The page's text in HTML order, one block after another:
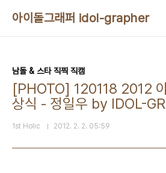
아이돌그래퍼 idol-grapher
남돌 & 스타 직찍 직캠
[PHOTO] 120118 2012
상식 - 정일우 by IDOL-
1st Holic 2012. 2. 2. 05:59